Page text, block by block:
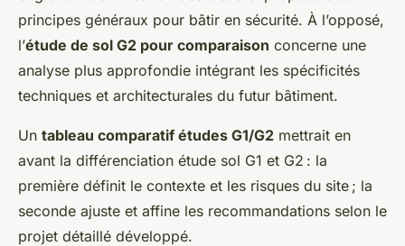
principes généraux pour bâtir en sécurité. À l’opposé,
l’étude de sol G2 pour comparaison concerne une
analyse plus approfondie intégrant les spécificités
techniques et architecturales du futur bâtiment.
Un tableau comparatif études G1/G2 mettrait en
avant la différenciation étude sol G1 et G2 : la
première définit le contexte et les risques du site ; la
seconde ajuste et affine les recommandations selon le
projet détaillé développé.